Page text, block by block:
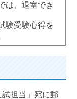
は、退室でき
験受験心得を
試担当」宛に郵